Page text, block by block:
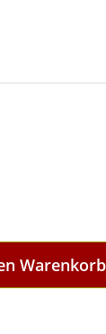
Warenkorb